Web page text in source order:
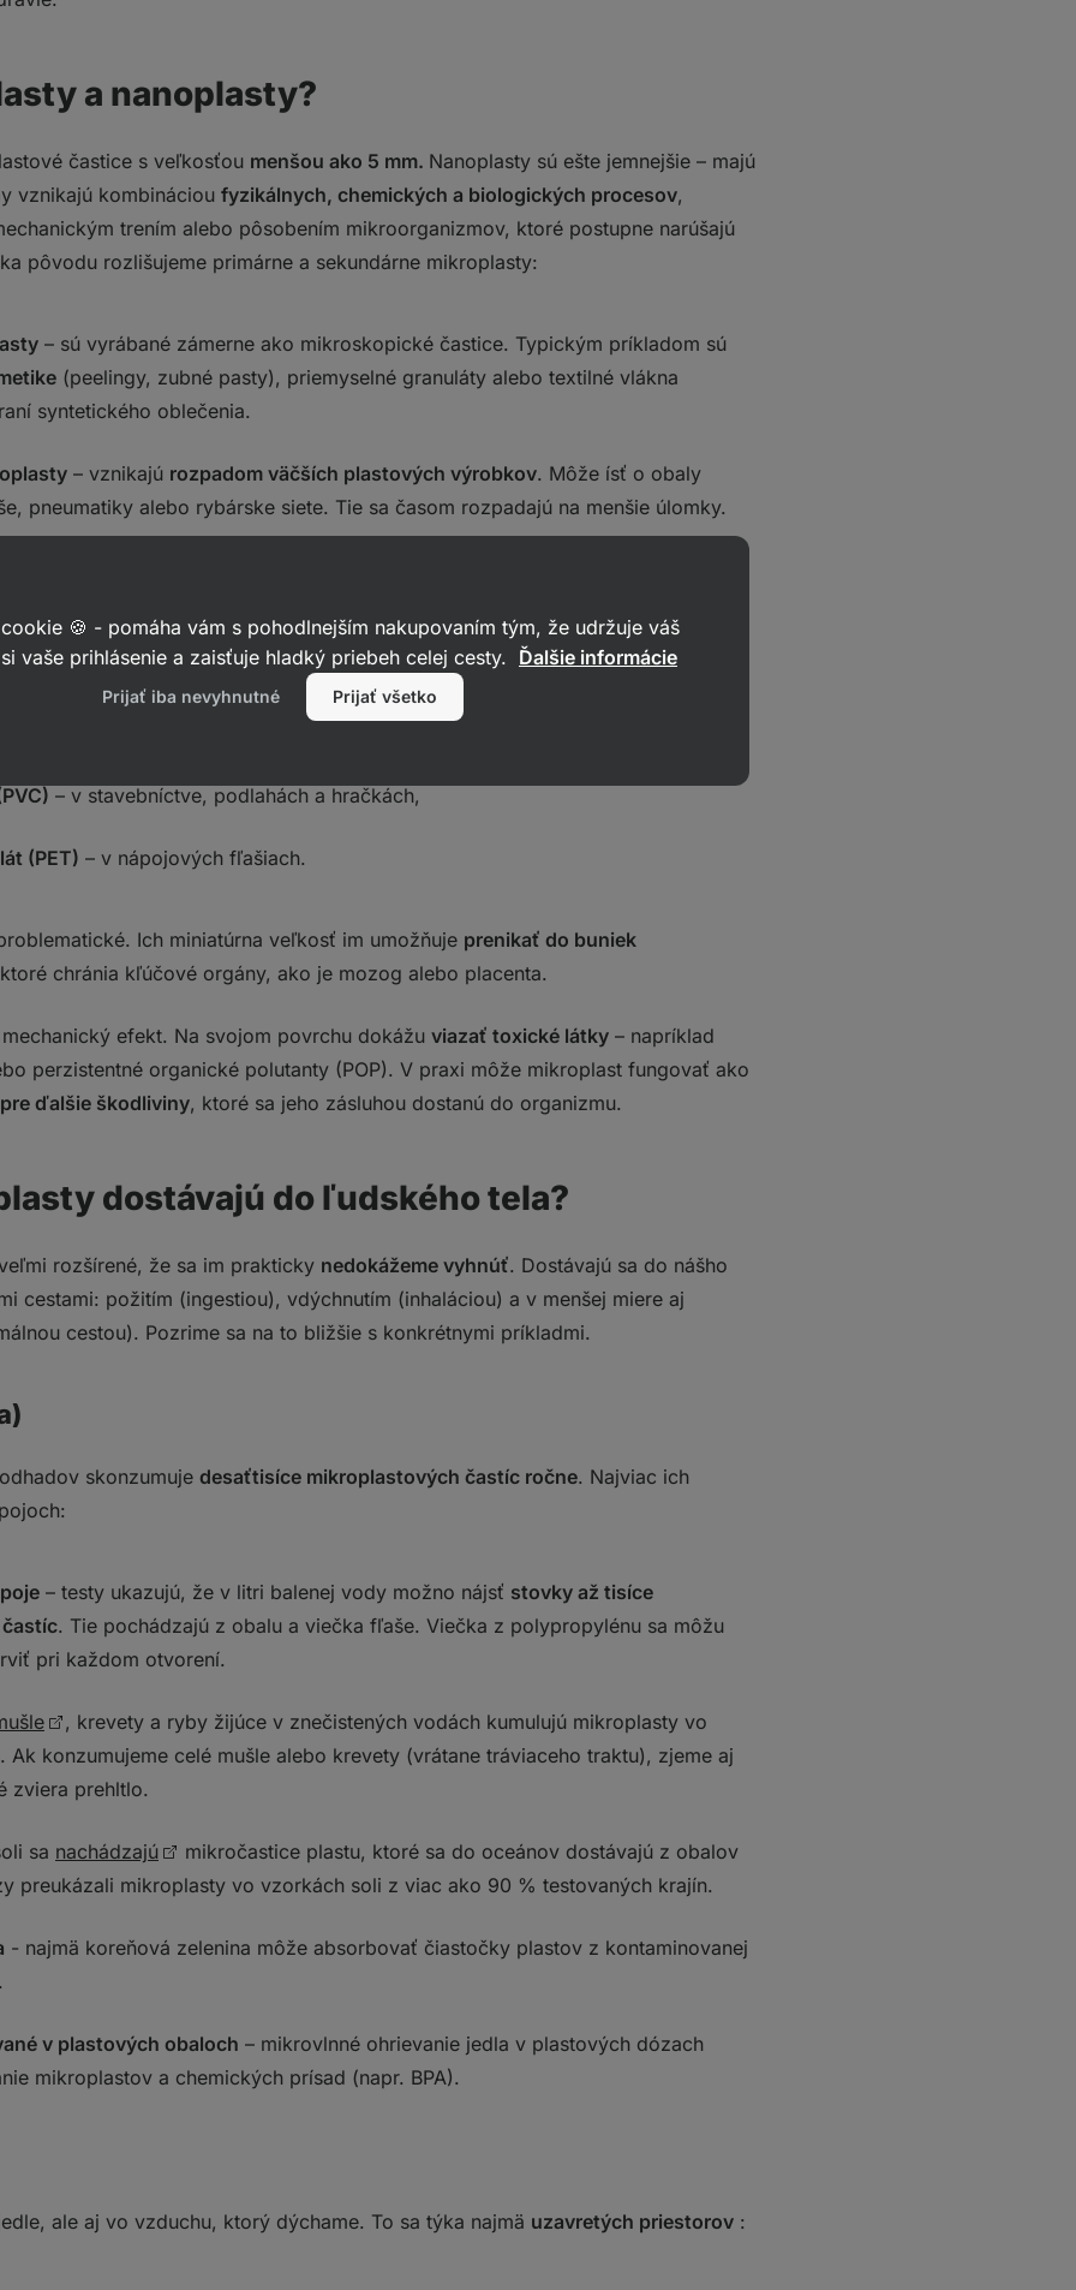
a nanoplasty?
častice s veľkosťou menšou ako 5 mm. Nanoplasty sú ešte jemnejšie – majú
vznikajú kombináciou fyzikálnych, chemických a biologických procesov,
trením alebo pôsobením mikroorganizmov, ktoré postupne narúšajú
pôvodu rozlišujeme primárne a sekundárne mikroplasty:
– sú vyrábané zámerne ako mikroskopické častice. Typickým príkladom sú
(peelingy, zubné pasty), priemyselné granuláty alebo textilné vlákna
syntetického oblečenia.
– vznikajú rozpadom väčších plastových výrobkov. Môže ísť o obaly
pneumatiky alebo rybárske siete. Tie sa časom rozpadajú na menšie úlomky.
najčastejšie polyméry v mikroplastoch patria:
(PP) – bežné v obaloch a plastových vreckách,
– v stavebníctve, podlahách a hračkách,
(PET) – v nápojových fľašiach.
Ich miniatúrna veľkosť im umožňuje prenikať do buniek
chránia kľúčové orgány, ako je mozog alebo placenta.
efekt. Na svojom povrchu dokážu viazať toxické látky – napríklad
perzistentné organické polutanty (POP). V praxi môže mikroplast fungovať ako
ďalšie škodliviny, ktoré sa jeho zásluhou dostanú do organizmu.
dostávajú do ľudského tela?
rozšírené, že sa im prakticky nedokážeme vyhnúť. Dostávajú sa do nášho
cestami: požitím (ingestiou), vdýchnutím (inhaláciou) a v menšej miere aj
cestou). Pozrime sa na to bližšie s konkrétnymi príkladmi.
skonzumuje desaťtisíce mikroplastových častíc ročne. Najviac ich
– testy ukazujú, že v litri balenej vody možno nájsť stovky až tisíce
. Tie pochádzajú z obalu a viečka fľaše. Viečka z polypropylénu sa môžu
pri každom otvorení.
, krevety a ryby žijúce v znečistených vodách kumulujú mikroplasty vo
Ak konzumujeme celé mušle alebo krevety (vrátane tráviaceho traktu), zjeme aj
zviera prehltlo.
sa nachádzajú
mikročastice plastu, ktoré sa do oceánov dostávajú z obalov
preukázali mikroplasty vo vzorkách soli z viac ako 90 % testovaných krajín.
- najmä koreňová zelenina môže absorbovať čiastočky plastov z kontaminovanej
v plastových obaloch – mikrovlnné ohrievanie jedla v plastových dózach
mikroplastov a chemických prísad (napr. BPA).
ale aj vo vzduchu, ktorý dýchame. To sa týka najmä uzavretých priestorov :
🍪 - pomáha vám s pohodlnejším nakupovaním tým, že udržuje váš
vaše prihlásenie a zaisťuje hladký priebeh celej cesty. Ďalšie informácie
Prijať iba nevyhnutné Prijať všetko